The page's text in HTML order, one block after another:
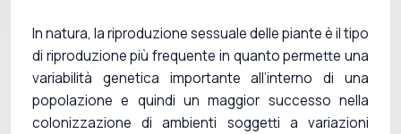
In natura, la riproduzione sessuale delle piante è il tipo
di riproduzione più frequente in quanto permette una
variabilità genetica importante all’interno di una
popolazione e quindi un maggior successo nella
colonizzazione di ambienti soggetti a variazioni